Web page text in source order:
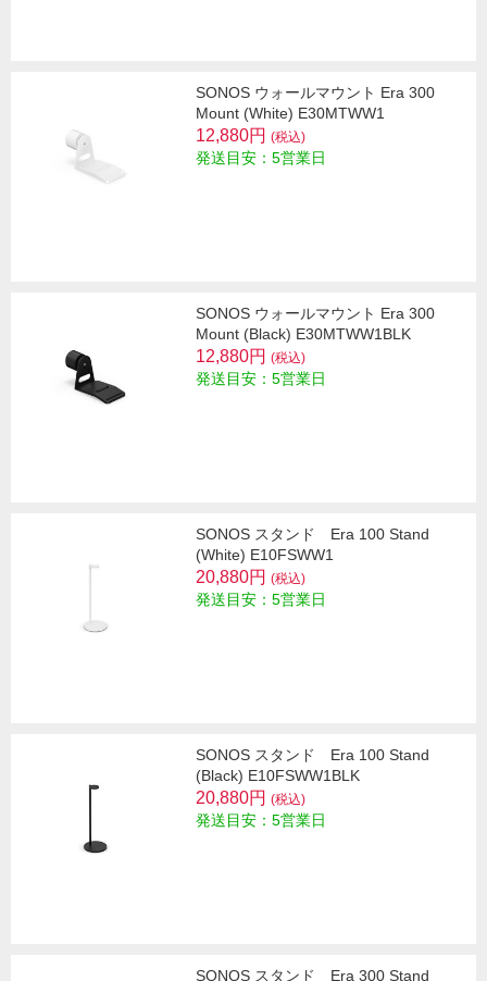
SONOS ウォールマウント Era 300
Mount (White) E30MTWW1
12,880円 (税込)
発送目安：5営業日
SONOS ウォールマウント Era 300
Mount (Black) E30MTWW1BLK
12,880円 (税込)
発送目安：5営業日
SONOS スタンド Era 100 Stand
(White) E10FSWW1
20,880円 (税込)
発送目安：5営業日
SONOS スタンド Era 100 Stand
(Black) E10FSWW1BLK
20,880円 (税込)
発送目安：5営業日
SONOS スタンド Era 300 Stand